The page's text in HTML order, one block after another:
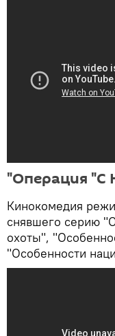
"Операция "С
Кинокомедия
снявшего серию
охоты",
"Особенности